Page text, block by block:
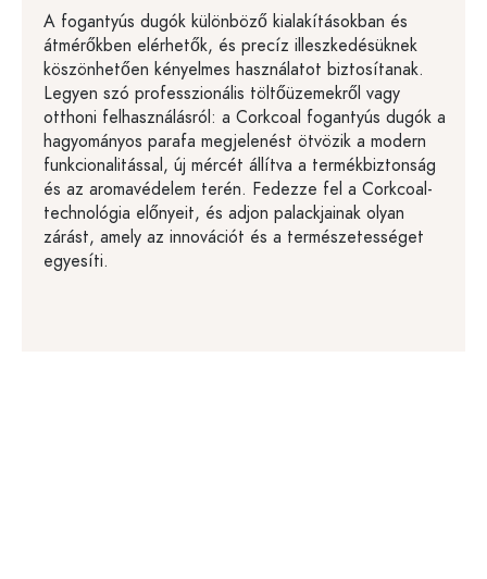
A fogantyús dugók különböző kialakításokban és
átmérőkben elérhetők, és precíz illeszkedésüknek
köszönhetően kényelmes használatot biztosítanak.
Legyen szó professzionális töltőüzemekről vagy
otthoni felhasználásról: a Corkcoal fogantyús dugók a
hagyományos parafa megjelenést ötvözik a modern
funkcionalitással, új mércét állítva a termékbiztonság
és az aromavédelem terén. Fedezze fel a Corkcoal-
technológia előnyeit, és adjon palackjainak olyan
zárást, amely az innovációt és a természetességet
egyesíti.